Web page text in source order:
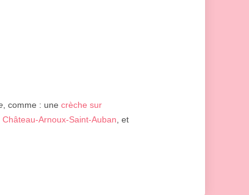
, comme : une crèche sur
Arnoux-Saint-Auban , et